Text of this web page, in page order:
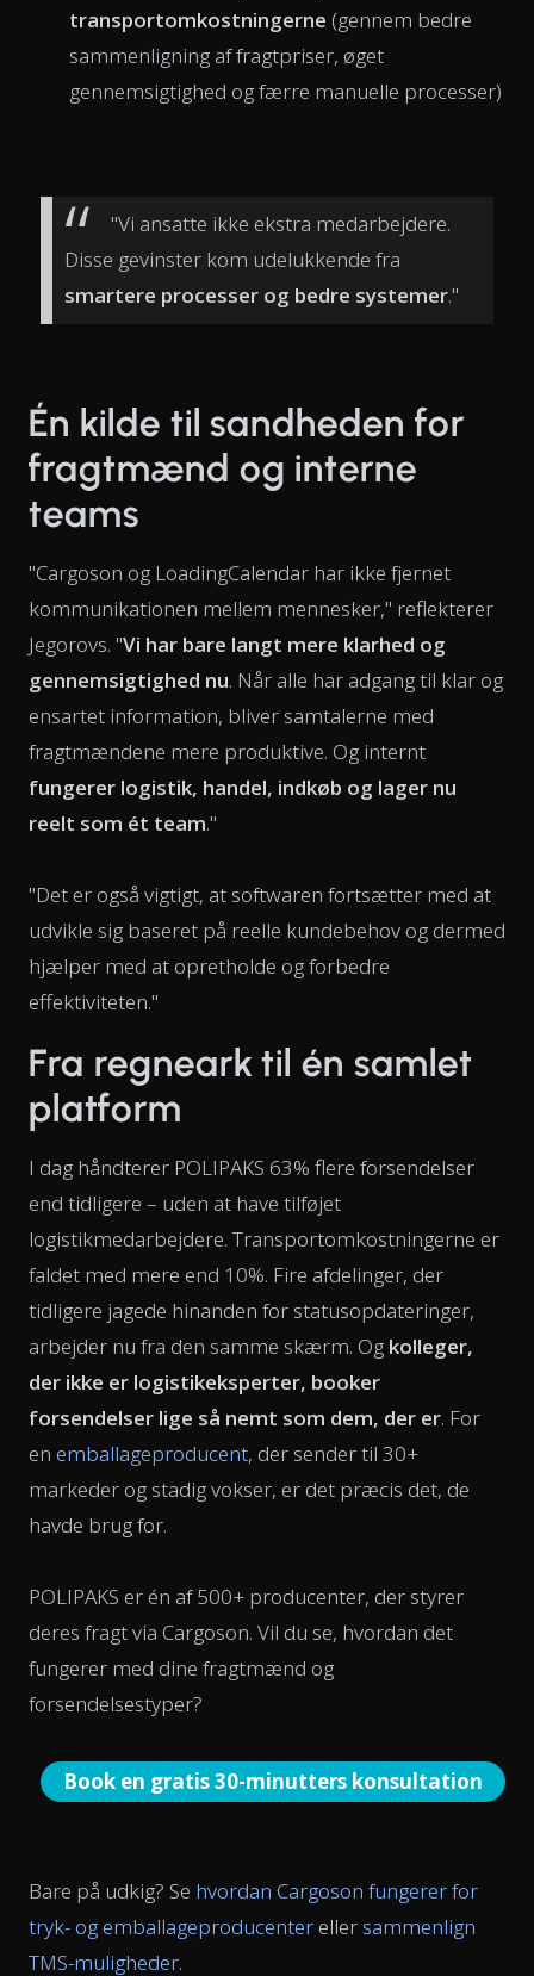
transportomkostningerne (gennem bedre
sammenligning af fragtpriser, øget
gennemsigtighed og færre manuelle processer)
"Vi ansatte ikke ekstra medarbejdere.
Disse gevinster kom udelukkende fra
smartere processer og bedre systemer."
Én kilde til sandheden for
fragtmænd og interne
teams
"Cargoson og LoadingCalendar har ikke fjernet
kommunikationen mellem mennesker," reflekterer
Jegorovs. "Vi har bare langt mere klarhed og
gennemsigtighed nu. Når alle har adgang til klar og
ensartet information, bliver samtalerne med
fragtmændene mere produktive. Og internt
fungerer logistik, handel, indkøb og lager nu
reelt som ét team."
"Det er også vigtigt, at softwaren fortsætter med at
udvikle sig baseret på reelle kundebehov og dermed
hjælper med at opretholde og forbedre
effektiviteten."
Fra regneark til én samlet
platform
I dag håndterer POLIPAKS 63% flere forsendelser
end tidligere – uden at have tilføjet
logistikmedarbejdere. Transportomkostningerne er
faldet med mere end 10%. Fire afdelinger, der
tidligere jagede hinanden for statusopdateringer,
arbejder nu fra den samme skærm. Og kolleger,
der ikke er logistikeksperter, booker
forsendelser lige så nemt som dem, der er. For
en emballageproducent, der sender til 30+
markeder og stadig vokser, er det præcis det, de
havde brug for.
POLIPAKS er én af 500+ producenter, der styrer
deres fragt via Cargoson. Vil du se, hvordan det
fungerer med dine fragtmænd og
forsendelsestyper?
Book en gratis 30-minutters konsultation
Bare på udkig? Se hvordan Cargoson fungerer for
tryk- og emballageproducenter eller sammenlign
TMS-muligheder.